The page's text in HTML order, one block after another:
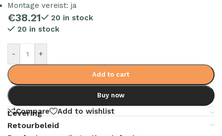
Montage vereist: ja
€38.21
20 in stock
20 in stock
- +
Add to cart
Buy now
Compare Add to wishlist
Levering
Retourbeleid